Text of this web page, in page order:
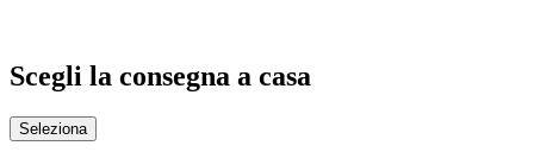
Scegli la consegna a casa
Seleziona